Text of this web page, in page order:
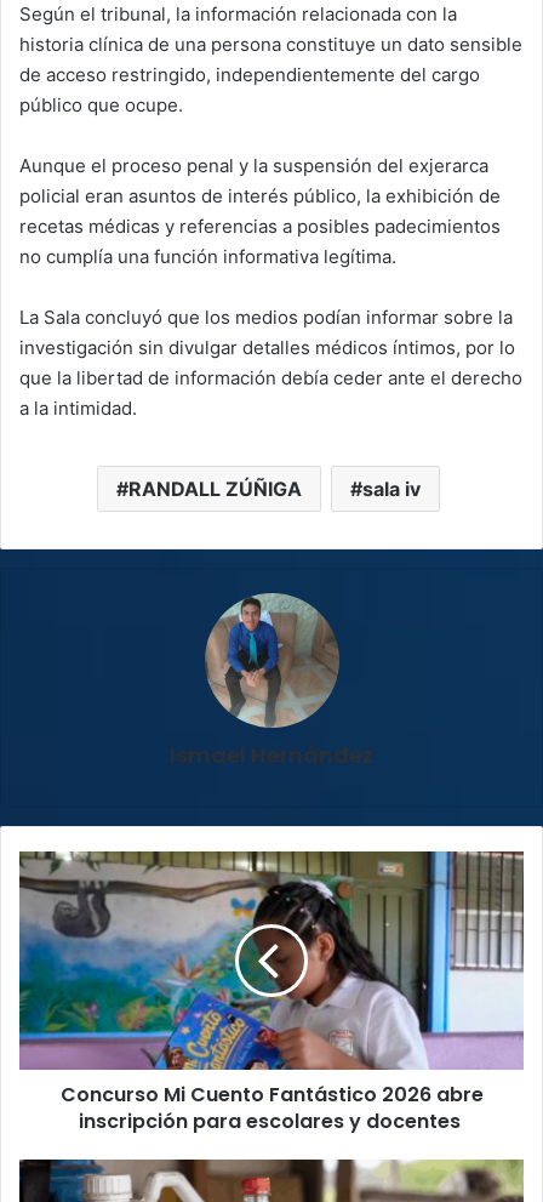
Según el tribunal, la información relacionada con la
historia clínica de una persona constituye un dato sensible
de acceso restringido, independientemente del cargo
público que ocupe.
Aunque el proceso penal y la suspensión del exjerarca
policial eran asuntos de interés público, la exhibición de
recetas médicas y referencias a posibles padecimientos
no cumplía una función informativa legítima.
La Sala concluyó que los medios podían informar sobre la
investigación sin divulgar detalles médicos íntimos, por lo
que la libertad de información debía ceder ante el derecho
a la intimidad.
RANDALL ZÚÑIGA sala iv
Ismael Hernández
Concurso
Mi
Cuento
Fantástico
2026
abre
inscripción
para
escolares
docentes
Concurso Mi Cuento Fantástico 2026 abre
inscripción para escolares y docentes
Herbicida
agrícola